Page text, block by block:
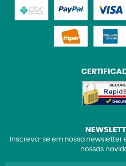
Inscreva-se em nossa newsletter
nossas